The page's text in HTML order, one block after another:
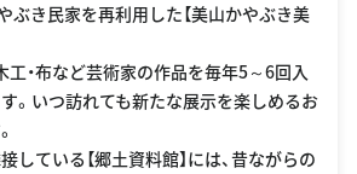
ぶき民家を再利用した【美山かやぶき美
工・布など芸術家の作品を毎年5～6回入
。いつ訪れても新たな展示を楽しめるお
している【郷土資料館】には、昔ながらの